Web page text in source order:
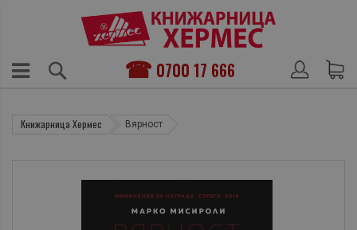
0700 17 666
Книжарница Хермес Вярност